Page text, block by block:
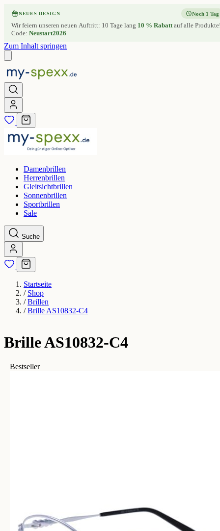
NEUES DESIGN
Wir feiern unseren neuen Auftritt: 10 Tage lang 10 % Rabattauf alle
Code: Neustart2026
Noch 1 Tag
Zum Inhalt springen
Damenbrillen
Herrenbrillen
Gleitsichtbrillen
Sonnenbrillen
Sportbrillen
Sale
Suche
Startseite
/ Shop
/ Brillen
/ Brille AS10832-C4
Brille AS10832-C4
Bestseller